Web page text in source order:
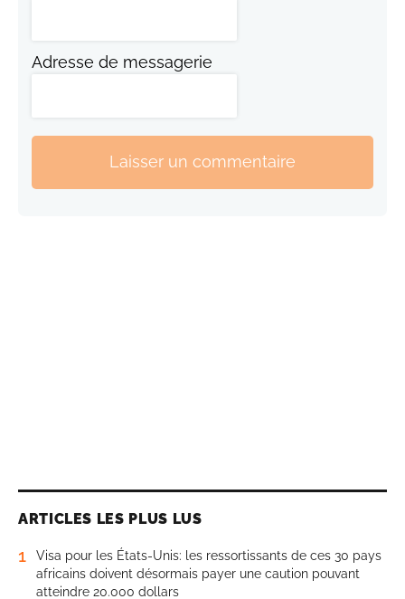
Adresse de messagerie
Laisser un commentaire
ARTICLES LES PLUS LUS
1
Visa pour les États-Unis: les ressortissants de ces 30 pays
africains doivent désormais payer une caution pouvant
atteindre 20.000 dollars